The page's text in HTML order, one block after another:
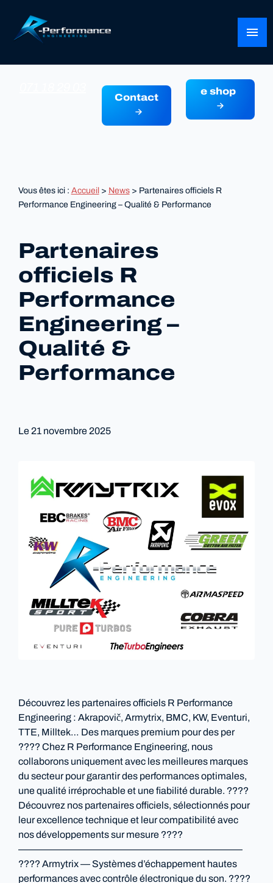
menu
Contact
e shop
Vous êtes ici : Accueil> News> Partenaires officiels R
Performance Engineering – Qualité & Performance
Partenaires
officiels R
Performance
Engineering –
Qualité &
Performance
Le21 novembre 2025
Découvrez les partenaires officiels R Performance
Engineering : Akrapovič, Armytrix, BMC, KW, Eventuri,
TTE, Milltek… Des marques premium pour des per
???? Chez R Performance Engineering, nous
collaborons uniquement avec les meilleures marques
du secteur pour garantir des performances optimales,
une qualité irréprochable et une fiabilité durable. ????
Découvrez nos partenaires officiels, sélectionnés pour
leur excellence technique et leur compatibilité avec
nos développements sur mesure ????
———————————————————————
???? Armytrix — Systèmes d’échappement hautes
performances avec contrôle électronique du son. ????